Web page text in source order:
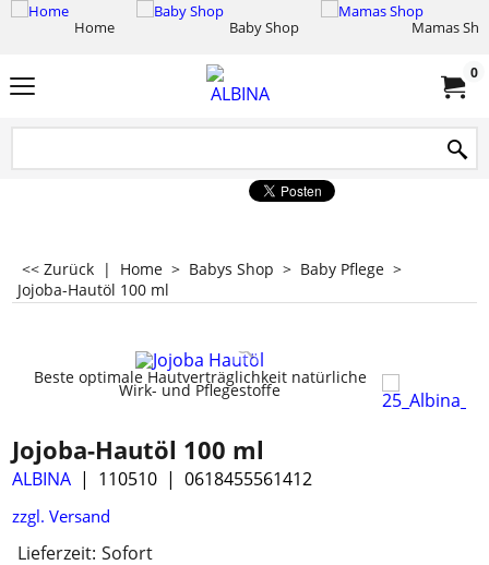
Home Baby Shop Mamas
0
<< Zurück | Home > Babys Shop > Baby Pflege >
Jojoba-Hautöl 100 ml
Beste optimale Hautverträglichkeit natürliche
Wirk- und Pflegestoffe
Jojoba-Hautöl 100 ml
ALBINA 110510 0618455561412
zzgl. Versand
Lieferzeit: Sofort